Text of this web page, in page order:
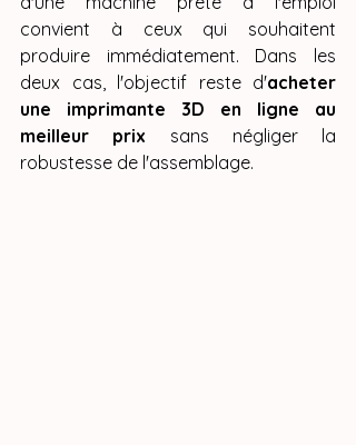
convient à ceux qui souhaitent
produire immédiatement. Dans les
deux cas, l'objectif reste d'acheter
une imprimante 3D en ligne au
meilleur prix sans négliger la
robustesse de l'assemblage.